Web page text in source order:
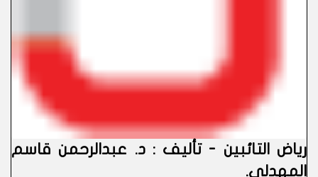
رياض التائبين - تأليف : د. عبدالرحمن قاسم
المهدلي.